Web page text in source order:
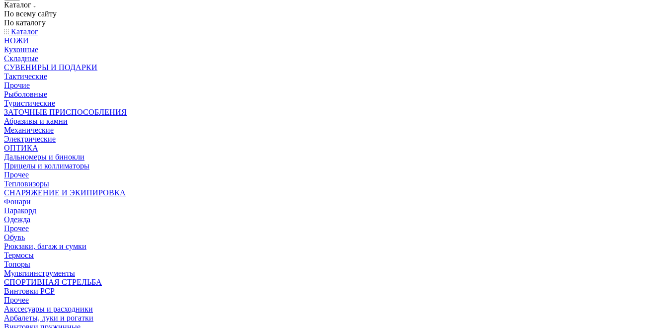
Каталог
По всему сайту
По каталогу
Каталог
НОЖИ
Кухонные
Складные
СУВЕНИРЫ И ПОДАРКИ
Тактические
Прочие
Рыболовные
Туристические
ЗАТОЧНЫЕ ПРИСПОСОБЛЕНИЯ
Абразивы и камни
Механические
Электрические
ОПТИКА
Дальномеры и бинокли
Прицелы и коллиматоры
Прочее
Тепловизоры
СНАРЯЖЕНИЕ И ЭКИПИРОВКА
Фонари
Паракорд
Одежда
Прочее
Обувь
Рюкзаки, багаж и сумки
Термосы
Топоры
Мультиинструменты
СПОРТИВНАЯ СТРЕЛЬБА
Винтовки PCP
Прочее
Акссесуары и расходники
Арбалеты, луки и рогатки